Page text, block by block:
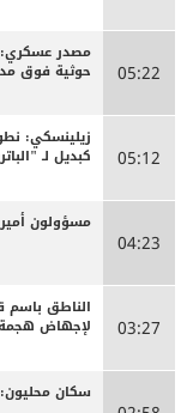
05:22
مصدر عسكري:
حوثية فوق
05:12
زيلينسكي:
كبديل لـ
04:23
مسؤولون
03:27
الناطق باسم
لإجهاض
سكان محليون: